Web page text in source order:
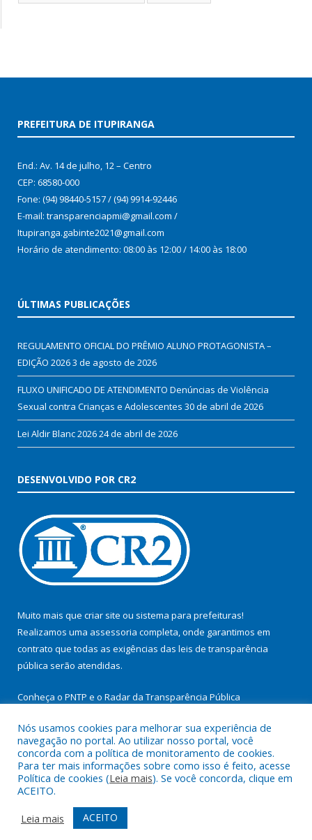
PREFEITURA DE ITUPIRANGA
End.: Av. 14 de julho, 12 – Centro
CEP: 68580-000
Fone: (94) 98440-5157 / (94) 9914-92446
E-mail: transparenciapmi@gmail.com /
Itupiranga.gabinte2021@gmail.com
Horário de atendimento: 08:00 às 12:00 / 14:00 às 18:00
ÚLTIMAS PUBLICAÇÕES
REGULAMENTO OFICIAL DO PRÊMIO ALUNO PROTAGONISTA –
EDIÇÃO 20263 de agosto de 2026
FLUXO UNIFICADO DE ATENDIMENTO Denúncias de Violência
Sexual contra Crianças e Adolescentes 30 de abril de 2026
Lei Aldir Blanc 202624 de abril de 2026
DESENVOLVIDO POR CR2
Muito mais que criar site ou sistema para prefeituras!
Realizamos uma assessoria completa, onde garantimos em
contrato que todas as exigências das leis de transparência
pública serão atendidas.
Conheça o PNTP e o Radar da Transparência Pública
Todos os direitos reservados a Prefeitura Municipal de
Itupiranga.
Mapa do Site
Acessar Área Administrativa
Acessar Webmail
Nós usamos cookies para melhorar sua experiência de
navegação no portal. Ao utilizar nosso portal, você
concorda com a política de monitoramento de cookies.
Para ter mais informações sobre como isso é feito, acesse
Política de cookies (Leia mais). Se você concorda, clique em
ACEITO.
Leia mais
ACEITO